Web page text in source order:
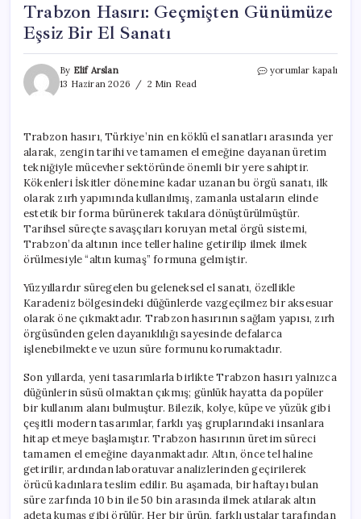
Trabzon Hasırı: Geçmişten Günümüze
Eşsiz Bir El Sanatı
By Elif Arslan
13 Haziran 2026
2 Min Read
Trabzon
Bir
El
Sanatı
için
yorumlar kapalı
Trabzon hasırı, Türkiye’nin en köklü el sanatları arasında yer
alarak, zengin tarihi ve tamamen el emeğine dayanan üretim
tekniğiyle mücevher sektöründe önemli bir yere sahiptir.
Kökenleri İskitler dönemine kadar uzanan bu örgü sanatı, ilk
olarak zırh yapımında kullanılmış, zamanla ustaların elinde
estetik bir forma bürünerek takılara dönüştürülmüştür.
Tarihsel süreçte savaşçıları koruyan metal örgü sistemi,
Trabzon’da altının ince teller haline getirilip ilmek ilmek
örülmesiyle “altın kumaş” formuna gelmiştir.
Yüzyıllardır süregelen bu geleneksel el sanatı, özellikle
Karadeniz bölgesindeki düğünlerde vazgeçilmez bir aksesuar
olarak öne çıkmaktadır. Trabzon hasırının sağlam yapısı, zırh
örgüsünden gelen dayanıklılığı sayesinde defalarca
işlenebilmekte ve uzun süre formunu korumaktadır.
Son yıllarda, yeni tasarımlarla birlikte Trabzon hasırı yalnızca
düğünlerin süsü olmaktan çıkmış; günlük hayatta da popüler
bir kullanım alanı bulmuştur. Bilezik, kolye, küpe ve yüzük gibi
çeşitli modern tasarımlar, farklı yaş gruplarındaki insanlara
hitap etmeye başlamıştır. Trabzon hasırının üretim süreci
tamamen el emeğine dayanmaktadır. Altın, önce tel haline
getirilir, ardından laboratuvar analizlerinden geçirilerek
örücü kadınlara teslim edilir. Bu aşamada, bir haftayı bulan
süre zarfında 10 bin ile 50 bin arasında ilmek atılarak altın
adeta kumaş gibi örülür. Her bir ürün, farklı ustalar tarafından